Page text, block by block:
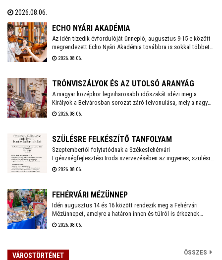
vitaminokban és ásványi anyagokban gazdag vadszederből
gyűjtsön Lencsés Rita gyógynövényszakértő vezetésével. A túra
Nadapról indul, a részvételhez ezúttal is előzetes bejelentkezést
kérnek a szokásos elérhetőségeken.
2026.08.06.
ECHO NYÁRI AKADÉMIA
Az idén tizedik évfordulóját ünneplő, augusztus 9-15-e között
megrendezett Echo Nyári Akadémia továbbra is sokkal többet
kínál, mint egy hagyományos zenei mesterkurzus. A családias
egyedülálló találkozási pontja a művésztanároknak, a fiatal
2026.08.06.
TRÓNVISZÁLYOK ÉS AZ UTOLSÓ ARANYÁG
A magyar középkor legviharosabb időszakát idézi meg a
Királyok a Belvárosban sorozat záró felvonulása, mely a nagy
hőség miatt a szokásosnál egy órával később, 18 órakor indul
2026.08.06.
SZÜLÉSRE FELKÉSZÍTŐ TANFOLYAM
Szeptembertől folytatódnak a Székesfehérvári
Egészségfejlesztési Iroda szervezésében az ingyenes, szülésre
felkészítő tanfolyamok. Az idei évben még két turnusra lehet
2026.08.06.
FEHÉRVÁRI MÉZÜNNEP
Idén augusztus 14 és 16 között rendezik meg a Fehérvári
Mézünnepet, amelyre a határon innen és túlról is érkeznek
mézlovagrendek: a látványos felvonulás mellett a gyerekeket
2026.08.06.
VÁROSTÖRTÉNET ÖSSZES